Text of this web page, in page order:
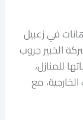
في زعبيل
الخبير جروب
للمنازل،
مع